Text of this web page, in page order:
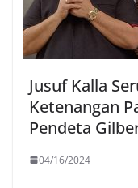
Jusuf Kalla
Ketenangan
Pendeta
04/16/2024